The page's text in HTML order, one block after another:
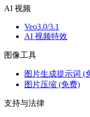
AI 视频
Veo3.0/3.1
AI 视频特效
图像工具
图片生成提示词 (
图片压缩 (免费)
支持与法律